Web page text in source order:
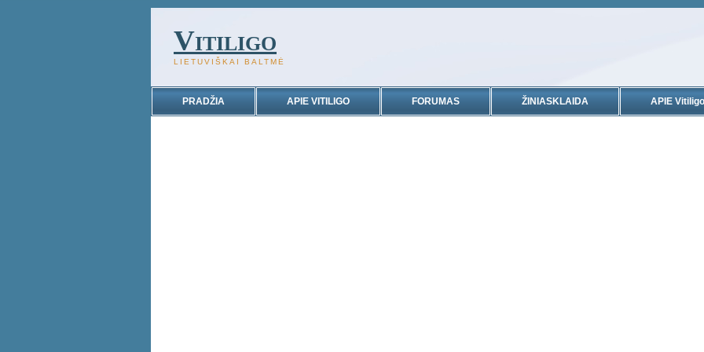
Vitiligo
LIETUVIŠKAI BALTMĖ
PRADŽIA APIE VITILIGO FORUMAS ŽINIASKLAIDA APIE